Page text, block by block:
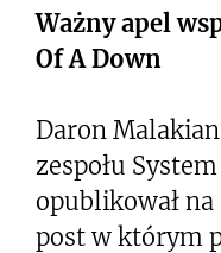
Ważny apel
Of A Down
Daron
zespołu
opublikował
post w którym